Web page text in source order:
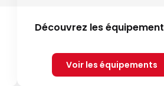
Découvrez les
Voir les équipements